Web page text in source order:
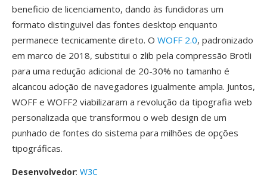
beneficio de licenciamento, dando às fundidoras um
formato distinguivel das fontes desktop enquanto
permanece tecnicamente direto. O WOFF 2.0, padronizado
em marco de 2018, substitui o zlib pela compressão Brotli
para uma redução adicional de 20-30% no tamanho é
alcancou adoção de navegadores igualmente ampla. Juntos,
WOFF e WOFF2 viabilizaram a revolução da tipografia web
personalizada que transformou o web design de um
punhado de fontes do sistema para milhões de opções
tipográficas.
Desenvolvedor: W3C